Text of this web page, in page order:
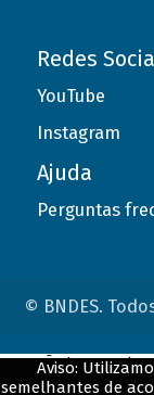
Redes
YouTube
Instagram
Ajuda
Perguntas
© BNDES.
Aviso:
semelhantes de
ConteÃºdo